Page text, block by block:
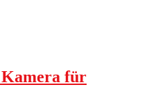
Kamera für